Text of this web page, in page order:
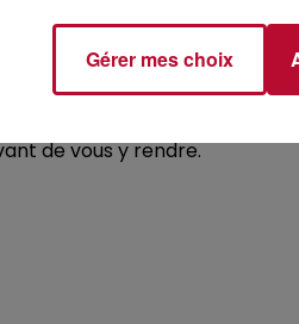
les horaires les plus fraîches
de vous y rendre.
Gérer mes choix